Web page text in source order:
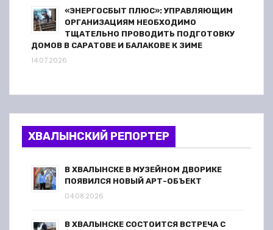
«ЭНЕРГОСБЫТ ПЛЮС»: УПРАВЛЯЮЩИМ
ОРГАНИЗАЦИЯМ НЕОБХОДИМО
ТЩАТЕЛЬНО ПРОВОДИТЬ ПОДГОТОВКУ
ДОМОВ В САРАТОВЕ И БАЛАКОВЕ К ЗИМЕ
14.07.2026
ХВАЛЫНСКИЙ РЕПОРТЕР
В ХВАЛЫНСКЕ В МУЗЕЙНОМ ДВОРИКЕ
ПОЯВИЛСЯ НОВЫЙ АРТ-ОБЪЕКТ
04.08.2026
В ХВАЛЫНСКЕ СОСТОИТСЯ ВСТРЕЧА С